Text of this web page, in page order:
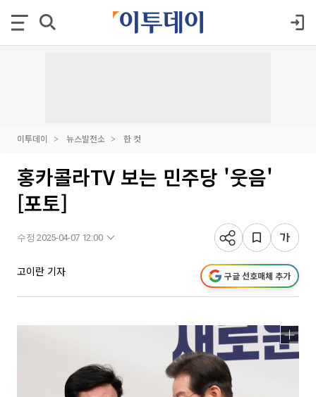
이투데이 뉴스발전소 한 컷
홍카콜라TV 보는 민주당 '웃음'
[포토]
수정 2025-04-07 12:00
고이란 기자 구글 선호매체 추가